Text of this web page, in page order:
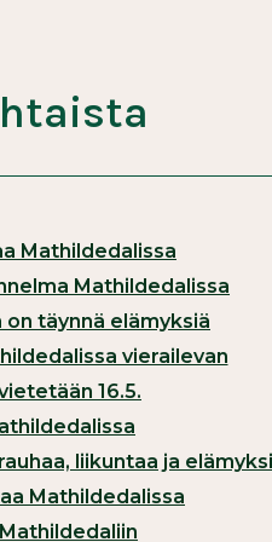
Mathildedalissa
Mathildedalissa
täynnä elämyksiä
vierailevan
16.5.
liikuntaa ja
Mathildedalissa